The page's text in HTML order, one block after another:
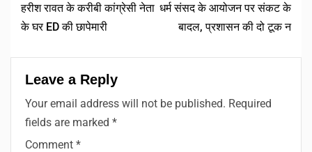
हरीश रावत के करीबी कांग्रेसी नेता
के घर ED की छापेमारी
धर्म संसद के आयोजन पर संकट के
बादल, प्रशासन की दो टूक न
Leave a Reply
Your email address will not be published. Required
fields are marked *
Comment *